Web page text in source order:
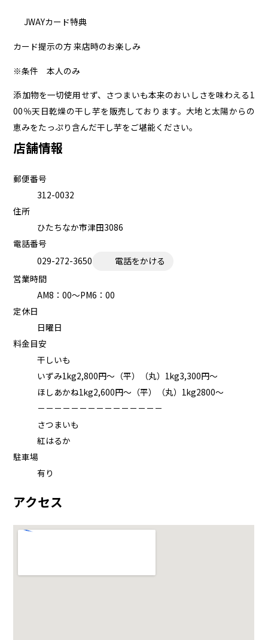
JWAYカード特典
カード提示の方 来店時のお楽しみ
※条件本人のみ
添加物を一切使用せず、さつまいも本来のおいしさを味わえる1
00％天日乾燥の干し芋を販売しております。大地と太陽からの
恵みをたっぷり含んだ干し芋をご堪能ください。
店舗情報
郵便番号
312-0032
住所
ひたちなか市津田3086
電話番号
029-272-3650
電話をかける
営業時間
AM8：00～PM6：00
定休日
日曜日
料金目安
干しいも
いずみ1kg2,800円～（平）（丸）1kg3,300円～
ほしあかね1kg2,600円～（平）（丸）1kg2800～
－－－－－－－－－－－－－－－
さつまいも
紅はるか
駐車場
有り
アクセス